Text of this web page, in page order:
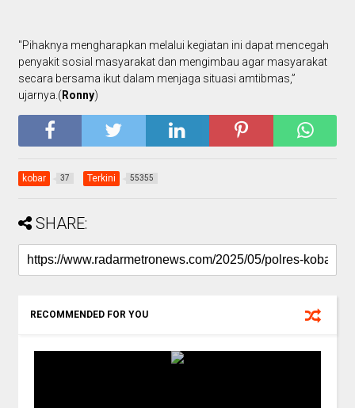
"Pihaknya mengharapkan melalui kegiatan ini dapat mencegah
penyakit sosial masyarakat dan mengimbau agar masyarakat
secara bersama ikut dalam menjaga situasi amtibmas,”
ujarnya.( Ronny)
kobar 37 Terkini 55355
SHARE:
RECOMMENDED FOR YOU